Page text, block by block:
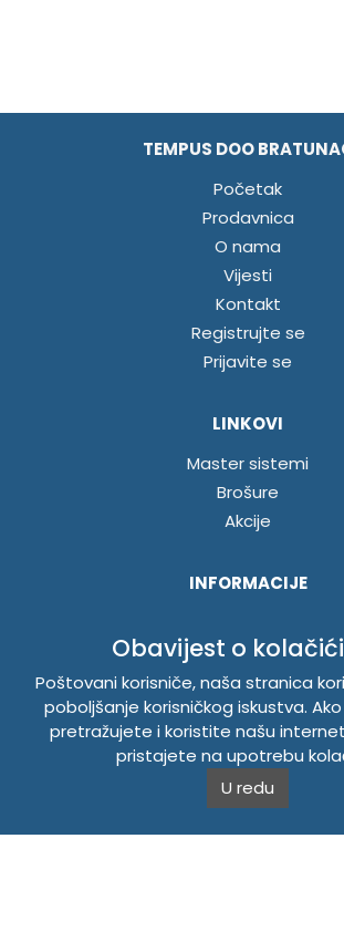
TEMPUS DOO
Početak
Prodavnica
O nama
Vijesti
Kontakt
Registrujte se
Prijavite se
LINKOVI
Master sistemi
Brošure
Akcije
INFORMACIJE
Uslovi korištenja
Politika privatnosti
TEMPUS DOO
Svetog Save bb, 75420 Bratunac,
Mobilni+38765/357-215
Obavijest o
Poštovani korisniče, naša stranica
poboljšanje korisničkog iskustva.
pretražujete i koristite našu
pristajete na upotrebu
U redu